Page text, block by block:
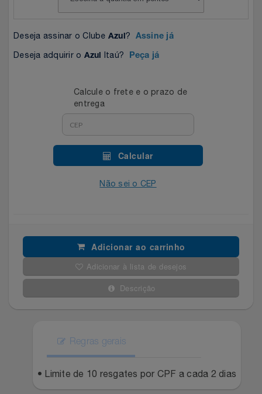
Cosméticos
Eletrodomésticos
Filmes
Informática
Jogos E Consoles
Electrolux
Jbl
Lity
Loccitane En Provence
Magalu
Extra
Natura
Netshoes
Ponto Frio
Pontos Por Opiniões
Deseja assinar o Clube Azul ? Assine já
Deseja adquirir o Azul Itaú? Peça já
Calcule o frete e o prazo de
entrega
Calcular
Não sei o CEP
Adicionar ao carrinho
Adicionar à lista de desejos
Descrição
Regras gerais
• Limite de 10 resgates por CPF a cada 2 dias